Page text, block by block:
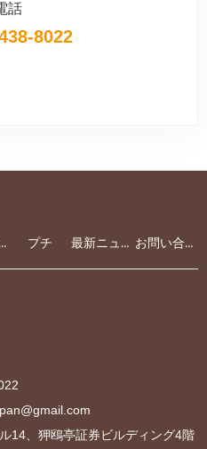
話
8022
/光治療 プチ 最新ニュース お問い合わせ
14、狎鴎亭証券ビルディング4階